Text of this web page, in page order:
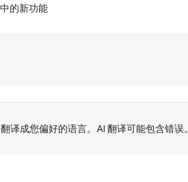
的新功能
译成您偏好的语言。AI 翻译可能包含错误。